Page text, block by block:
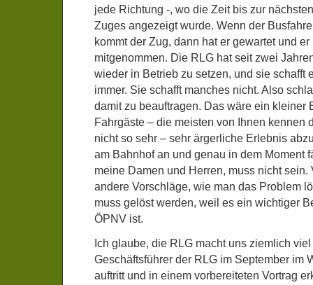
jede Richtung -, wo die Zeit bis zur
Zuges angezeigt wurde. Wenn der
kommt der Zug, dann hat er gewartet und
mitgenommen. Die RLG hat seit zwei
wieder in Betrieb zu setzen, und sie schafft
immer. Sie schafft manches nicht. Also
damit zu beauftragen. Das wäre ein kleiner
Fahrgäste – die meisten von Ihnen kennen
nicht so sehr – sehr ärgerliche Erlebnis
am Bahnhof an und genau in dem Moment
meine Damen und Herren, muss nicht
andere Vorschläge, wie man das Problem
muss gelöst werden, weil es ein wichtiger
ÖPNV ist.
Ich glaube, die RLG macht uns ziemlich
Geschäftsführer der RLG im September im
auftritt und in einem vorbereiteten Vortrag